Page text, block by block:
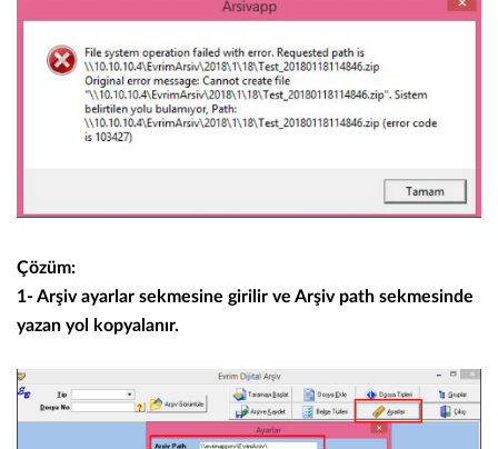
Çözüm:
1- Arşiv ayarlar sekmesine girilir ve Arşiv path sekmesinde
yazan yol kopyalanır.